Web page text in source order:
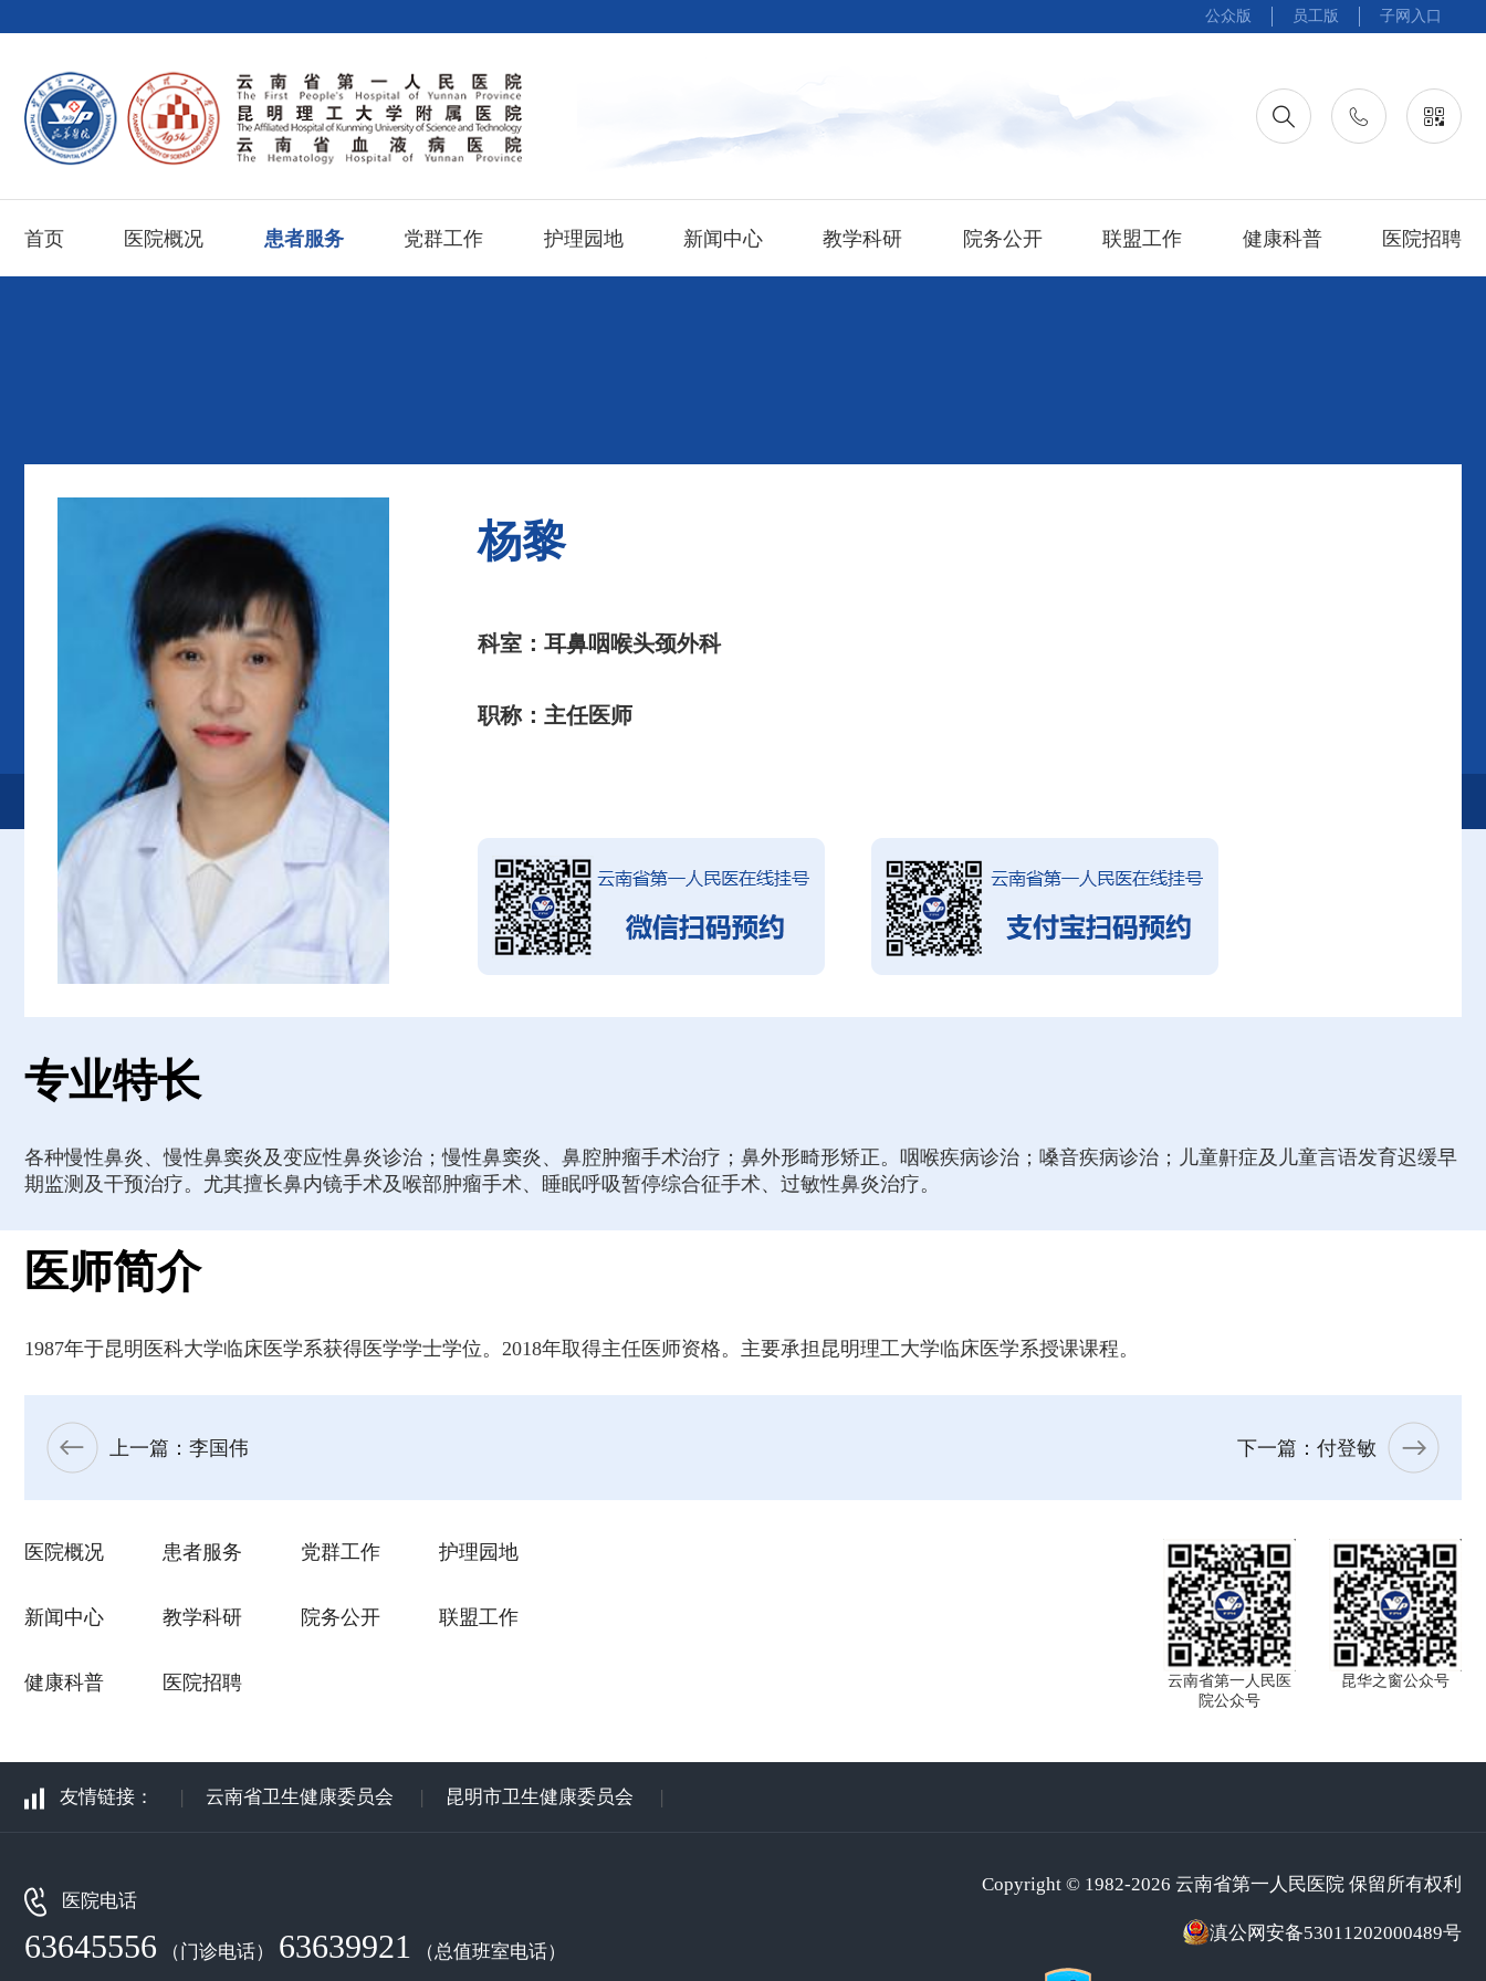
公众版 员工版 子网入口
首页 医院概况 患者服务 党群工作 护理园地 新闻中心 教学科研 院务公开 联盟工作 健康科普 医院招聘
患者服务 就诊服务 专家介绍 耳鼻咽喉头颈外科
杨黎
科室：耳鼻咽喉头颈外科
职称：主任医师
专业特长
各种慢性鼻炎、慢性鼻窦炎及变应性鼻炎诊治；慢性鼻窦炎、鼻腔肿瘤手术治疗；鼻外形畸形矫正。咽喉疾病诊治；嗓音疾病诊治；儿童鼾症及儿童言语发育迟缓早
期监测及干预治疗。尤其擅长鼻内镜手术及喉部肿瘤手术、睡眠呼吸暂停综合征手术、过敏性鼻炎治疗。
医师简介
1987年于昆明医科大学临床医学系获得医学学士学位。2018年取得主任医师资格。主要承担昆明理工大学临床医学系授课课程。
上一篇：李国伟 下一篇：付登敏
医院概况 患者服务 党群工作 护理园地
新闻中心 教学科研 院务公开 联盟工作
健康科普 医院招聘
云南省第一人民医
院公众号
昆华之窗公众号
友情链接： | 云南省卫生健康委员会 | 昆明市卫生健康委员会 |
医院电话
63645556 （门诊电话） 63639921 （总值班室电话）
Copyright © 1982-2026 云南省第一人民医院 保留所有权利
滇公网安备53011202000489号